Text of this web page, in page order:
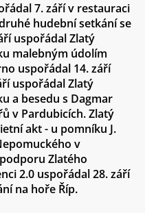
7. září v restauraci
hudební setkání se
uspořádal Zlatý
malebným údolím
uspořádal 14. září
uspořádal Zlatý
a besedu s Dagmar
v Pardubicích. Zlatý
akt - u pomníku J.
v
Zlatého
2.0 uspořádal 28. září
na hoře Říp.